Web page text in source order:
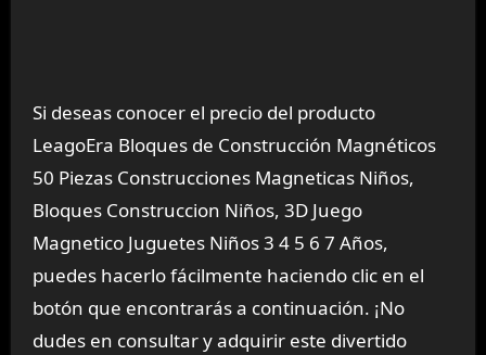
Si deseas conocer el precio del producto
LeagoEra Bloques de Construcción Magnéticos
50 Piezas Construcciones Magneticas Niños,
Bloques Construccion Niños, 3D Juego
Magnetico Juguetes Niños 3 4 5 6 7 Años,
puedes hacerlo fácilmente haciendo clic en el
botón que encontrarás a continuación. ¡No
dudes en consultar y adquirir este divertido